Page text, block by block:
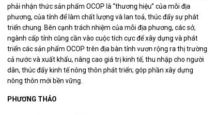
phải nhận thức sản phẩm OCOP là “thương hiệu” của mỗi địa
phương, của tỉnh để làm chất lượng và lan toả, thúc đẩy sự phát
triển chung. Bên cạnh trách nhiệm của mỗi địa phương, các sở,
ngành cấp tỉnh cũng cần vào cuộc tích cực để xây dựng và phát
triển các sản phẩm OCOP trên địa bàn tỉnh vươn rộng ra thị trường
cả nước và xuất khẩu, nâng cao giá trị kinh tế, thu nhập cho người
dân, thúc đẩy kinh tế nông thôn phát triển; góp phần xây dựng
nông thôn mới bền vững.
PHƯƠNG THẢO